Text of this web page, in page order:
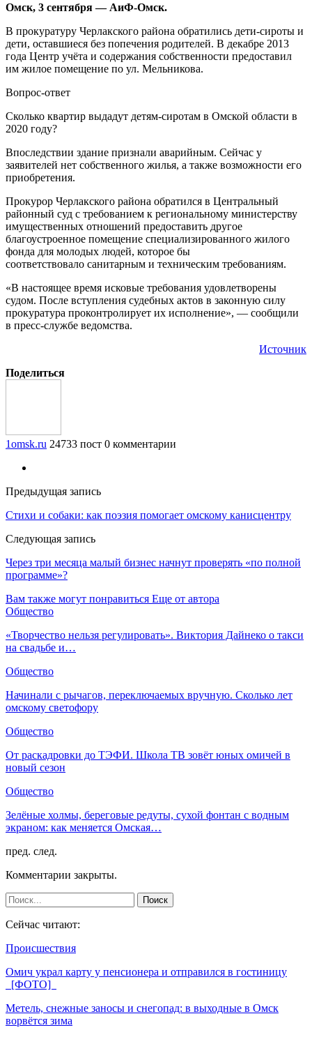
Омск, 3 сентября — АиФ-Омск.
В прокуратуру Черлакского района обратились дети-сироты и
дети, оставшиеся без попечения родителей. В декабре 2013
года Центр учёта и содержания собственности предоставил
им жилое помещение по ул. Мельникова.
Вопрос-ответ
Сколько квартир выдадут детям-сиротам в Омской области в
2020 году?
Впоследствии здание признали аварийным. Сейчас у
заявителей нет собственного жилья, а также возможности его
приобретения.
Прокурор Черлакского района обратился в Центральный
районный суд с требованием к региональному министерству
имущественных отношений предоставить другое
благоустроенное помещение специализированного жилого
фонда для молодых людей, которое бы
соответствовало санитарным и техническим требованиям.
«В настоящее время исковые требования удовлетворены
судом. После вступления судебных актов в законную силу
прокуратура проконтролирует их исполнение», — сообщили
в пресс-службе ведомства.
Источник
Поделиться
1omsk.ru 24733 пост 0 комментарии
Предыдущая запись
Стихи и собаки: как поэзия помогает омскому канисцентру
Следующая запись
Через три месяца малый бизнес начнут проверять «по полной
программе»?
Вам также могут понравиться Еще от автора
Общество
«Творчество нельзя регулировать». Виктория Дайнеко о такси
на свадьбе и…
Общество
Начинали с рычагов, переключаемых вручную. Сколько лет
омскому светофору
Общество
От раскадровки до ТЭФИ. Школа ТВ зовёт юных омичей в
новый сезон
Общество
Зелёные холмы, береговые редуты, сухой фонтан с водным
экраном: как меняется Омская…
пред. след.
Комментарии закрыты.
Сейчас читают:
Происшествия
Омич украл карту у пенсионера и отправился в гостиницу
[ФОТО]
Метель, снежные заносы и снегопад: в выходные в Омск
ворвётся зима